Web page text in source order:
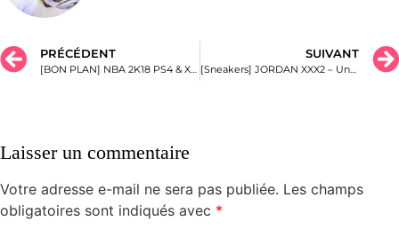
PRÉCÉDENT
[BON PLAN] NBA 2K18 PS4 & XBOX à 29,99€
SUIVANT
[Sneakers] JORDAN XXX2 – Une chaussure de haut niveau !
Laisser un commentaire
Votre adresse e-mail ne sera pas publiée. Les champs
obligatoires sont indiqués avec *